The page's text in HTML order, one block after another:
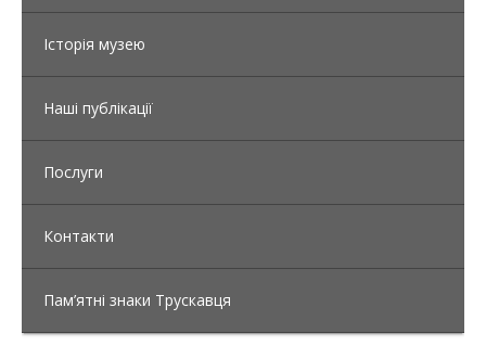
Історія музею
Наші публікації
Послуги
Контакти
Пам’ятні знаки Трускавця